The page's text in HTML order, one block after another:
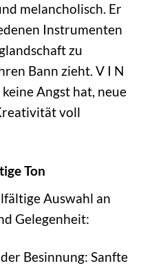
melancholisch. Er
Instrumenten
zu
Bann zieht. V I N
Angst hat, neue
voll
Ton
Auswahl an
Gelegenheit:
Besinnung: Sanfte